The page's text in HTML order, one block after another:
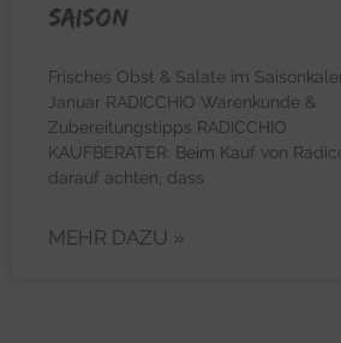
Saison
Frisches Obst & Salate im
Januar RADICCHIO Warenkunde &
Zubereitungstipps RADICCHIO
KAUFBERATER: Beim Kauf von
darauf achten, dass
MEHR DAZU »